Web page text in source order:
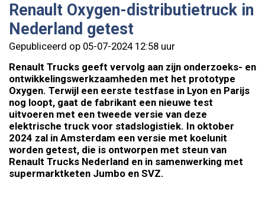
Renault Oxygen-distributietruck in
Nederland getest
Gepubliceerd op 05-07-2024 12:58 uur
Renault Trucks geeft vervolg aan zijn onderzoeks- en
ontwikkelingswerkzaamheden met het prototype
Oxygen. Terwijl een eerste testfase in Lyon en Parijs
nog loopt, gaat de fabrikant een nieuwe test
uitvoeren met een tweede versie van deze
elektrische truck voor stadslogistiek. In oktober
2024 zal in Amsterdam een versie met koelunit
worden getest, die is ontworpen met steun van
Renault Trucks Nederland en in samenwerking met
supermarktketen Jumbo en SVZ.